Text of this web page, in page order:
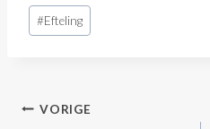
Bericht
tags:
#Efteling
Bericht
VORIGE